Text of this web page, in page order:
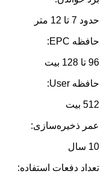
حدود 7 تا 12 متر
حافظه EPC:
96 تا 128 بیت
حافظه User:
512 بیت
عمر ذخیره‌سازی:
10 سال
تعداد دفعات استفاده: